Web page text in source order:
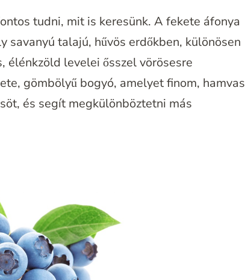
tudni, mit is keresünk. A fekete áfonya
savanyú talajú, hűvös erdőkben, különösen
élénkzöld levelei ősszel vörösesre
gömbölyű bogyó, amelyet finom, hamvas
és segít megkülönböztetni más